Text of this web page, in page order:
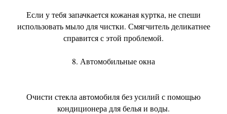
Если у тебя запачкается кожаная куртка, не спеши
использовать мыло для чистки. Смягчитель деликатнее
справится с этой проблемой.
8. Автомобильные окна
Очисти стекла автомобиля без усилий с помощью
кондиционера для белья и воды.